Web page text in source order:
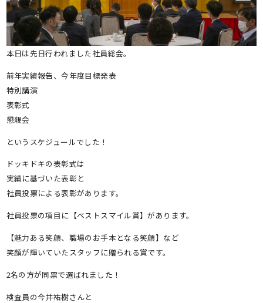
本日は先日行われました社員総会。
前年実績報告、今年度目標発表
特別講演
表彰式
懇親会
というスケジュールでした！
ドッキドキの表彰式は
実績に基づいた表彰と
社員投票による表彰があります。
社員投票の項目に【ベストスマイル賞】があります。
【魅力ある笑顔、職場のお手本となる笑顔】など
笑顔が輝いていたスタッフに贈られる賞です。
2名の方が同票で選ばれました！
検査員の今井祐樹さんと